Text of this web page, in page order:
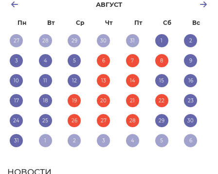
АВГУСТ
Пн Вт Ср Чт Пт Сб Вс
27 28 29 30 31 1 2
3 4 5 6 7 8 9
10 11 12 13 14 15 16
17 18 19 20 21 22 23
24 25 26 27 28 29 30
31 1 2 3 4 5 6